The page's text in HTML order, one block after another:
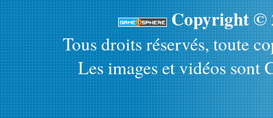
Copyright ©
Tous droits réservés, toute
Les images et vidéos